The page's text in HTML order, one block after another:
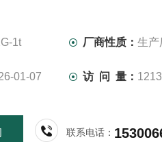
1t 厂商性质：生产
01-07 访 问 量： 1213
联系电话：